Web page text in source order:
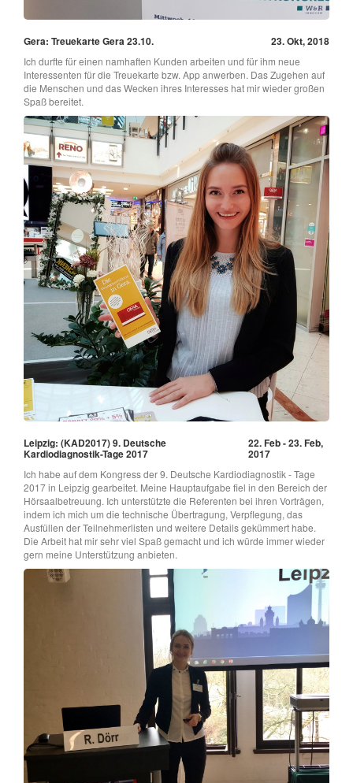
Gera: Treuekarte Gera 23.10. 23. Okt, 2018
Ich durfte für einen namhaften Kunden arbeiten und für ihm neue
Interessenten für die Treuekarte bzw. App anwerben. Das Zugehen auf
die Menschen und das Wecken ihres Interesses hat mir wieder großen
Spaß bereitet.
Leipzig: (KAD2017) 9. Deutsche
Kardiodiagnostik-Tage 2017
22. Feb - 23. Feb,
2017
Ich habe auf dem Kongress der 9. Deutsche Kardiodiagnostik - Tage
2017 in Leipzig gearbeitet. Meine Hauptaufgabe fiel in den Bereich der
Hörsaalbetreuung. Ich unterstützte die Referenten bei ihren Vorträgen,
indem ich mich um die technische Übertragung, Verpflegung, das
Ausfüllen der Teilnehmerlisten und weitere Details gekümmert habe.
Die Arbeit hat mir sehr viel Spaß gemacht und ich würde immer wieder
gern meine Unterstützung anbieten.